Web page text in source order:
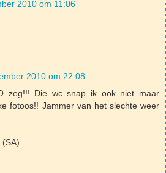
2010 om 11:06
2010 om 22:08
zeg!!! Die wc snap ik ook niet maar
fotoos!! Jammer van het slechte weer